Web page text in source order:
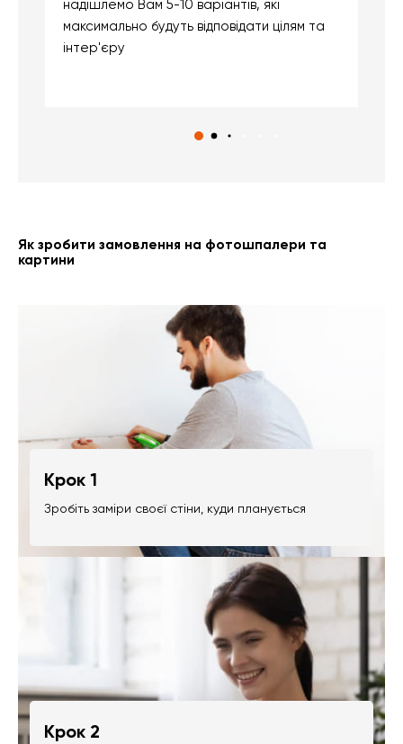
надішлемо Вам 5-10 варіантів, які
максимально будуть відповідати цілям та
інтер'єру
Як зробити замовлення на фотошпалери та
картини
Крок 1
Зробіть заміри своєї стіни, куди планується
Крок 2